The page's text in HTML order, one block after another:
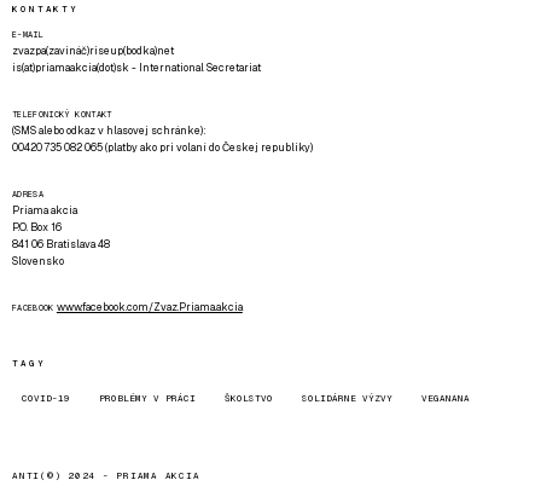
KONTAKTY
E-MAIL
zvazpa(zavináč)riseup(bodka)net
is(at)priamaakcia(dot)sk - International Secretariat
TELEFONICKÝ KONTAKT
(SMS alebo odkaz v hlasovej schránke):
00420 735 082 065 (platby ako pri volaní do Českej republiky)
ADRESA
Priama akcia
P.O. Box 16
841 06 Bratislava 48
Slovensko
FACEBOOK www.facebook.com/Zvaz.Priama.akcia
TAGY
COVID-19 PROBLÉMY V PRÁCI ŠKOLSTVO SOLIDÁRNE VÝZVY VEGANANA
ANTI(©) 2024 - PRIAMA AKCIA